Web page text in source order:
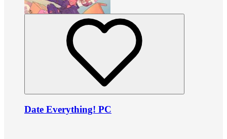
Date Everything! PC